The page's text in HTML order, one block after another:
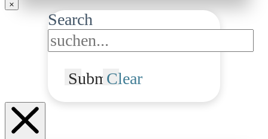
Search
SubmitClear